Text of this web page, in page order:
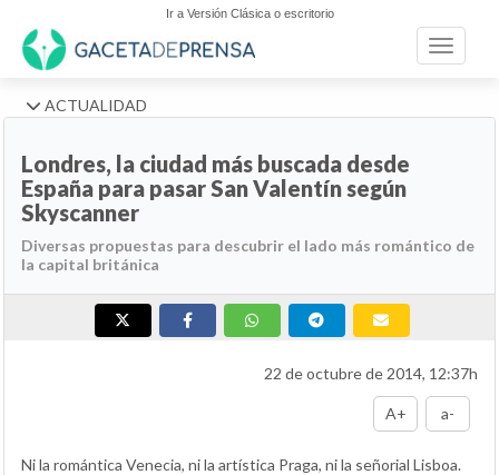
Ir a Versión Clásica o escritorio
Toggle
ACTUALIDAD
Londres, la ciudad más buscada desde
España para pasar San Valentín según
Skyscanner
Diversas propuestas para descubrir el lado más romántico de
la capital británica
22 de octubre de 2014, 12:37h
A+ a-
Ni la romántica Venecia, ni la artística Praga, ni la señorial Lisboa.